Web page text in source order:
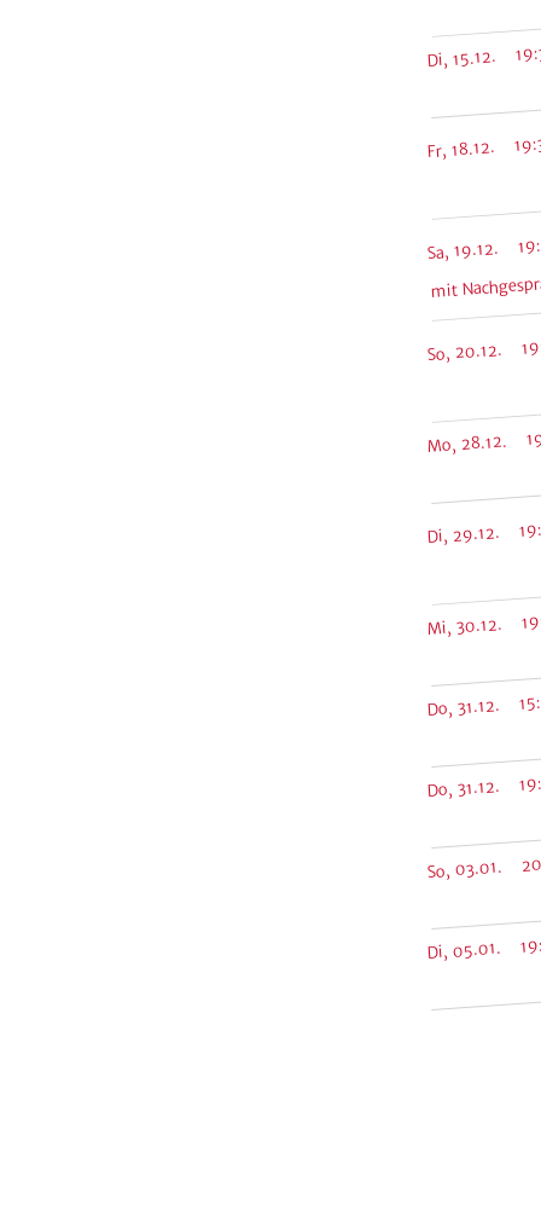
Di, 15.12.
Fr, 18.12.
Sa, 19.12.
mit
So, 20.12.
Mo, 28.12.
Di, 29.12.
Mi, 30.12.
Do, 31.12.
Do, 31.12.
So, 03.01.
Di, 05.01.